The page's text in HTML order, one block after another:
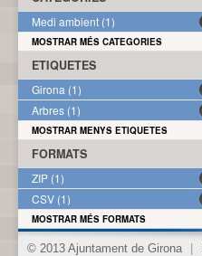
Medi ambient (1)
MOSTRAR MÉS CATEGORIES
ETIQUETES
Girona (1)
Arbres (1)
MOSTRAR MENYS ETIQUETES
FORMATS
ZIP (1)
CSV (1)
MOSTRAR MÉS FORMATS
© 2013 Ajuntament de Girona